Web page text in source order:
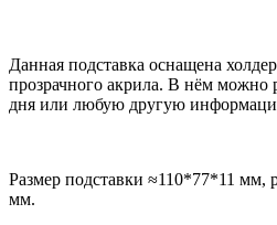
Данная подставка оснащена
прозрачного акрила. В нём можно
дня или любую другую
Размер подставки ≈110*77*11 мм,
мм.